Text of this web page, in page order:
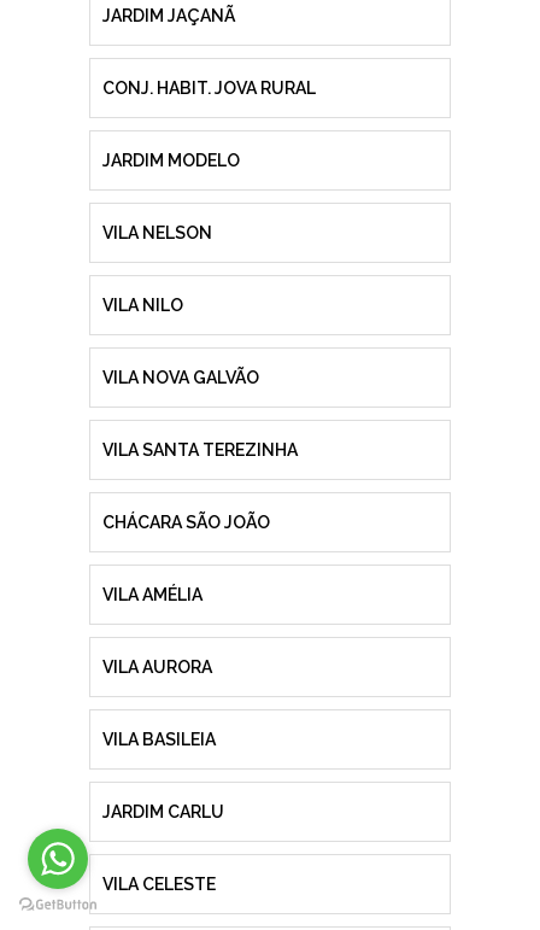
JARDIM JAÇANÃ
CONJ. HABIT. JOVA RURAL
JARDIM MODELO
VILA NELSON
VILA NILO
VILA NOVA GALVÃO
VILA SANTA TEREZINHA
CHÁCARA SÃO JOÃO
VILA AMÉLIA
VILA AURORA
VILA BASILEIA
JARDIM CARLU
VILA CELESTE